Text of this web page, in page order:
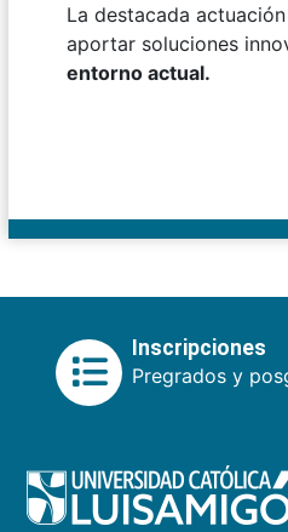
La destacada
aportar soluciones
entorno actual.
Inscripciones
Pregrados y